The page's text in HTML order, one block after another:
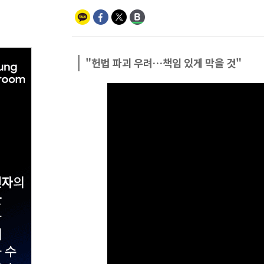
"헌법 파괴 우려…책임 있게 막을 것"